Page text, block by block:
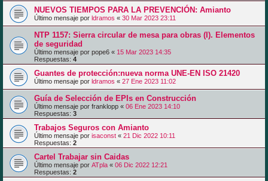
NUEVOS TIEMPOS PARA LA PREVENCIÓN: Amianto
Último mensaje por ldramos « 30 Mar 2023 23:11
NTP 1157: Sierra circular de mesa para obras (I). Elementos
de seguridad
Último mensaje por pope6 « 15 Mar 2023 14:35
Respuestas: 4
Guantes de protección:nueva norma UNE-EN ISO 21420
Último mensaje por ldramos « 27 Ene 2023 11:02
Guía de Selección de EPIs en Construcción
Último mensaje por franklopp « 06 Ene 2023 14:10
Respuestas: 3
Trabajos Seguros con Amianto
Último mensaje por isaconst « 21 Dic 2022 10:11
Respuestas: 2
Cartel Trabajar sin Caidas
Último mensaje por ATpla « 06 Dic 2022 12:21
Respuestas: 2